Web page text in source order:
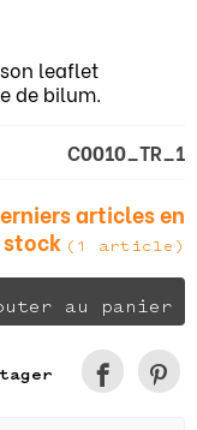
leaflet
de bilum.
C0010_TR_1
articles en
stock (1 article)
au panier